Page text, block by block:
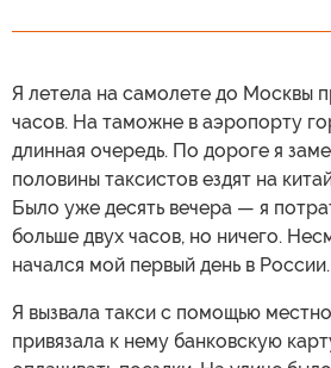
Я летела на самолете до Москвы
часов. На таможне в аэропорту
длинная очередь. По дороге я
половины таксистов ездят на
Было уже десять вечера — я
больше двух часов, но ничего.
начался мой первый день в России.
Я вызвала такси с помощью
привязала к нему банковскую